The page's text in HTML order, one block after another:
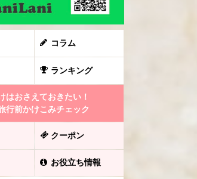
コラム
ランキング
はおさえておきたい！
行前かけこみチェック
クーポン
お役立ち情報